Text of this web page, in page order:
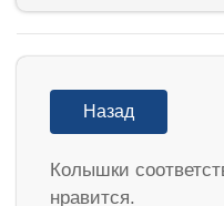
Назад
Колышки
нравится.